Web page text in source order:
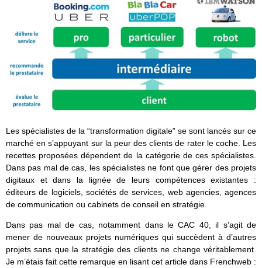
Les spécialistes de la “transformation digitale” se sont lancés sur ce
marché en s’appuyant sur la peur des clients de rater le coche. Les
recettes proposées dépendent de la catégorie de ces spécialistes.
Dans pas mal de cas, les spécialistes ne font que gérer des projets
digitaux et dans la lignée de leurs compétences existantes :
éditeurs de logiciels, sociétés de services, web agencies, agences
de communication ou cabinets de conseil en stratégie.
Dans pas mal de cas, notamment dans le CAC 40, il s’agit de
mener de nouveaux projets numériques qui succèdent à d’autres
projets sans que la stratégie des clients ne change véritablement.
Je m’étais fait cette remarque en lisant cet article dans Frenchweb :